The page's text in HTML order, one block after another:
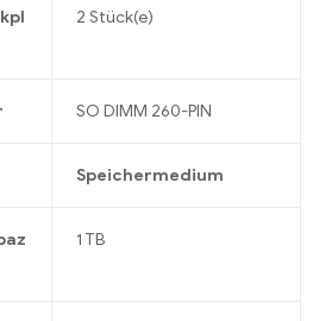
2 Stück(e)
SO DIMM 260-PIN
Speichermedium
1 TB